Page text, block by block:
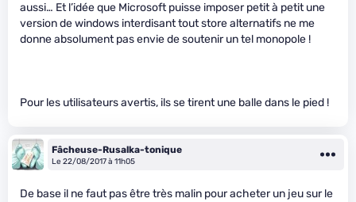
aussi… Et l’idée que Microsoft puisse imposer petit à petit une
version de windows interdisant tout store alternatifs ne me
donne absolument pas envie de soutenir un tel monopole !
Pour les utilisateurs avertis, ils se tirent une balle dans le pied !
Fâcheuse-Rusalka-tonique
Le 22/08/2017 à 11h05
De base il ne faut pas être très malin pour acheter un jeu sur le